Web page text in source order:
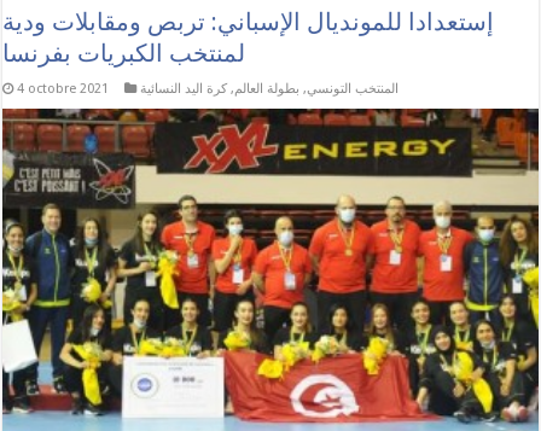
إستعدادا للمونديال الإسباني: تربص ومقابلات ودية
لمنتخب الكبريات بفرنسا
4 octobre 2021 المنتخب التونسي, بطولة العالم, كرة اليد النسائية